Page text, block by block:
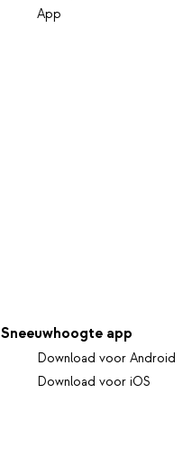
App
Sneeuwhoogte app
Download voor Android
Download voor iOS